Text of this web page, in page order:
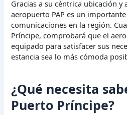
Gracias a su céntrica ubicación y
aeropuerto PAP es un
comunicaciones en la región.
Príncipe, comprobará que el
equipado para satisfacer sus
estancia sea lo más cómoda
¿Qué necesita
Puerto Príncipe?